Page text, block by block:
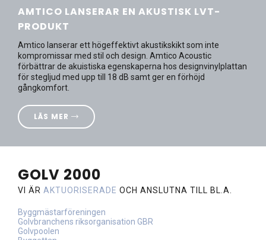
AMTICO LANSERAR EN AKUSTISK LVT-
PRODUKT
Amtico lanserar ett högeffektivt akustikskikt som inte
kompromissar med stil och design. Amtico Acoustic
förbättrar de akuistiska egenskaperna hos designvinylplattan
för stegljud med upp till 18 dB samt ger en förhöjd
gångkomfort.
LÄS MER
GOLV 2000
VI ÄR AKTUORISERADE OCH ANSLUTNA TILL BL.A.
Byggmästarföreningen
Golvbranchens riksorganisation GBR
Golvpoolen